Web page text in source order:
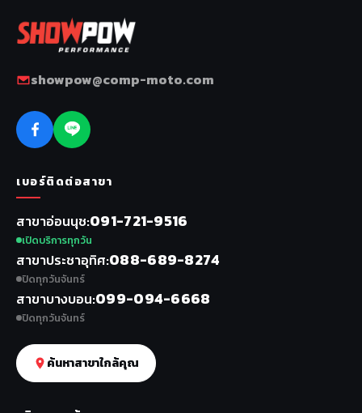
showpow@comp-moto.com
เบอร์ติดต่อสาขา
สาขาอ่อนนุช 091-721-9516
เปิดบริการทุกวัน
สาขาประชาอุทิศ 088-689-8274
ปิดทุกวันจันทร์
สาขาบางบอน 099-094-6668
ปิดทุกวันจันทร์
ค้นหาสาขาใกล้คุณ